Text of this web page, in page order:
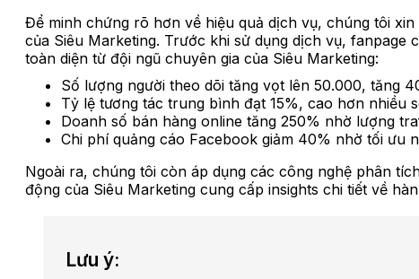
Để minh chứng rõ hơn về hiệu quả dịch vụ, chúng tôi
của Siêu Marketing. Trước khi sử dụng dịch vụ, fanpage
toàn diện từ đội ngũ chuyên gia của Siêu Marketing:
Số lượng người theo dõi tăng vọt lên 50.000, tăng
Tỷ lệ tương tác trung bình đạt 15%, cao hơn nhiều
Doanh số bán hàng online tăng 250% nhờ lượng
Chi phí quảng cáo Facebook giảm 40% nhờ tối ưu
Ngoài ra, chúng tôi còn áp dụng các công nghệ phân
động của Siêu Marketing cung cấp insights chi tiết về
Lưu ý: